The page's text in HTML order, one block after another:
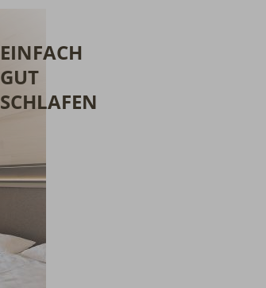
EINFACH
GUT
SCHLAFEN